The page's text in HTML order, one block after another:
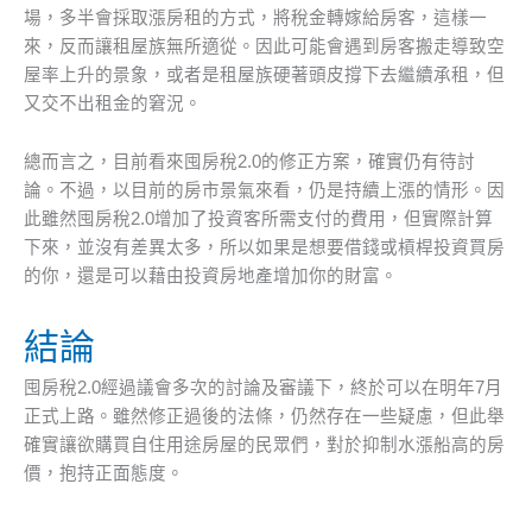
場，多半會採取漲房租的方式，將稅金轉嫁給房客，這樣一
來，反而讓租屋族無所適從。因此可能會遇到房客搬走導致空
屋率上升的景象，或者是租屋族硬著頭皮撐下去繼續承租，但
又交不出租金的窘況。
總而言之，目前看來囤房稅2.0的修正方案，確實仍有待討
論。不過，以目前的房市景氣來看，仍是持續上漲的情形。因
此雖然囤房稅2.0增加了投資客所需支付的費用，但實際計算
下來，並沒有差異太多，所以如果是想要借錢或槓桿投資買房
的你，還是可以藉由投資房地產增加你的財富。
結論
囤房稅2.0經過議會多次的討論及審議下，終於可以在明年7月
正式上路。雖然修正過後的法條，仍然存在一些疑慮，但此舉
確實讓欲購買自住用途房屋的民眾們，對於抑制水漲船高的房
價，抱持正面態度。